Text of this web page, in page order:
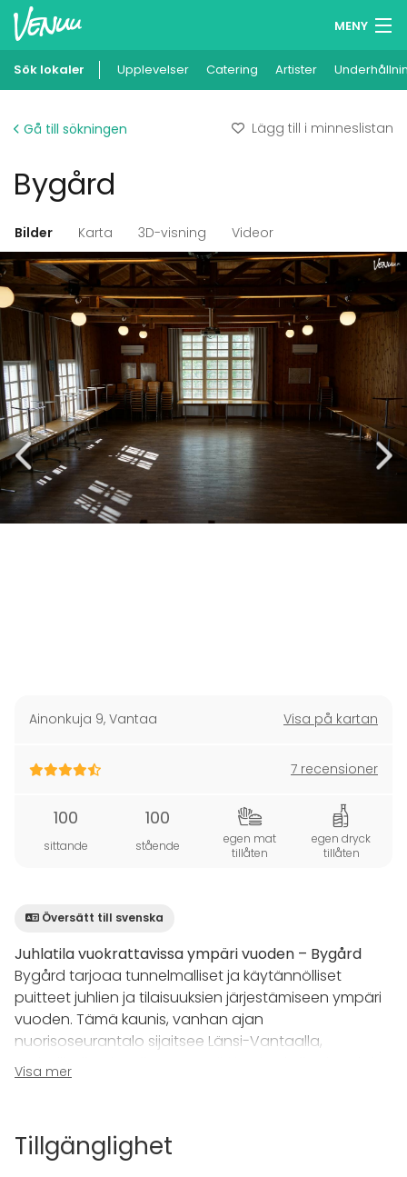
MENY
Minneslista
Sök lokaler Upplevelser Catering Artister
Gå till sökningen Lägg till i minneslistan
Bygård
Bilder Karta 3D-visning Videor
Ainonkuja 9, Vantaa Visa på kartan
7 recensioner
100
sittande
100
stående
egen mat
tillåten
egen dryck
tillåten
Översätt till svenska
Juhlatila vuokrattavissa ympäri vuoden – Bygård
Bygård tarjoaa tunnelmalliset ja käytännölliset
puitteet juhlien ja tilaisuuksien järjestämiseen ympäri
vuoden. Tämä kaunis, vanhan ajan
nuorisoseurantalo sijaitsee Länsi-Vantaalla,
rauhallisella alueella, mutta silti hyvien kulkuyhteyksien
päässä.
myös esiintymislava – täydellinen esimerkiksi puheita,
Visa mer
Tillgänglighet